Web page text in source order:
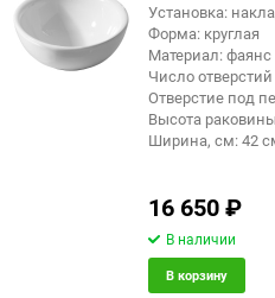
Установка:
Форма: круглая
Материал: фаянс
Число отверстий
Отверстие под
Высота
Ширина, см: 42
16 650₽
В наличии
В корзину